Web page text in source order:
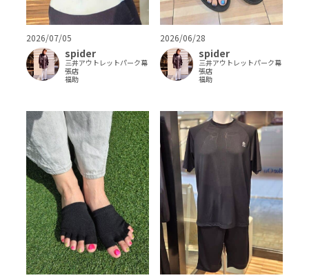
2026/07/05
spider
三井アウトレットパーク幕
張店
福助
2026/06/28
spider
三井アウトレットパーク幕
張店
福助